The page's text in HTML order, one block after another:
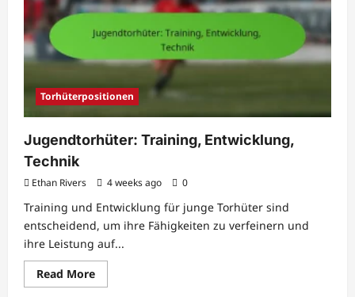
Torhüterpositionen
Jugendtorhüter: Training, Entwicklung,
Technik
Ethan Rivers 4 weeks ago 0
Training und Entwicklung für junge Torhüter sind
entscheidend, um ihre Fähigkeiten zu verfeinern und
ihre Leistung auf...
Read MoreRead
more